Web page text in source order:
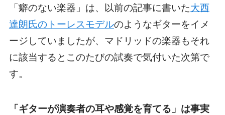
「癖のない楽器」は、以前の記事に書いた大西
達朗氏のトーレスモデルのようなギターをイメ
ージしていましたが、マドリッドの楽器もそれ
に該当するとこのたびの試奏で気付いた次第で
す。
「ギターが演奏者の耳や感覚を育てる」は事実